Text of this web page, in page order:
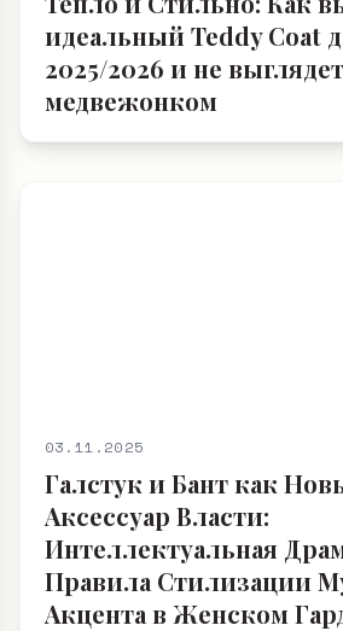
идеальный Teddy Coat
2025/2026 и не
медвежонком
03.11.2025
Галстук и Бант как
Аксессуар Власти:
Интеллектуальная
Правила Стилизации
Акцента в Женском